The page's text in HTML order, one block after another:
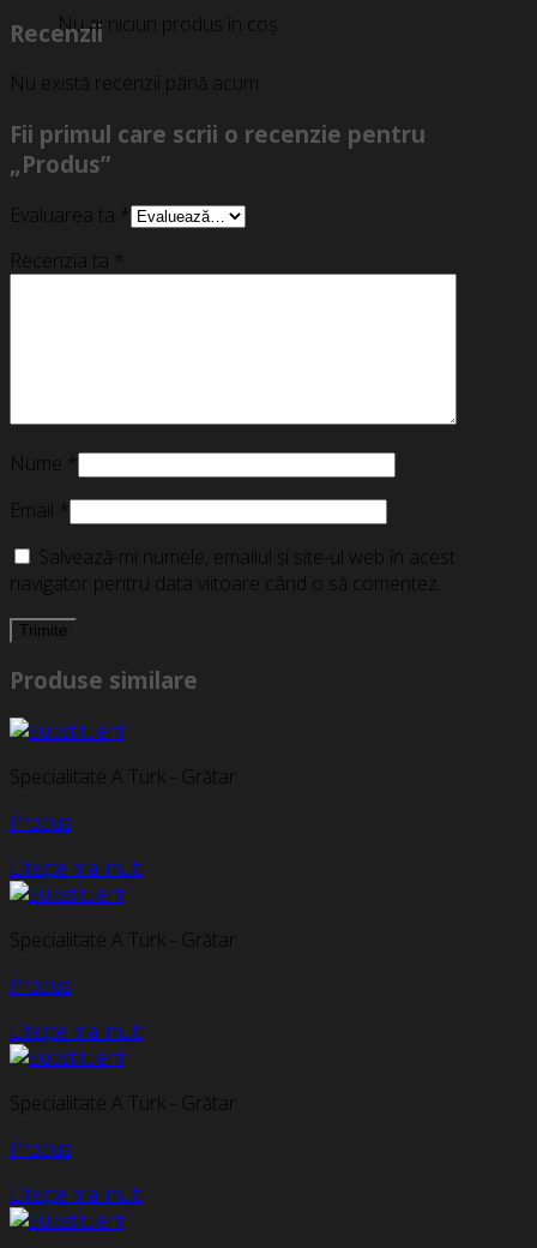
Nu ai niciun produs în coș.
Recenzii
Nu există recenzii până acum.
Fii primul care scrii o recenzie pentru
„Produs”
Evaluarea ta *
Recenzia ta *
Nume *
Email *
Salvează-mi numele, emailul și site-ul web în acest
navigator pentru data viitoare când o să comentez.
Produse similare
Specialitate A Turk - Grătar
Produs
Citește mai mult
Specialitate A Turk - Grătar
Produs
Citește mai mult
Specialitate A Turk - Grătar
Produs
Citește mai mult